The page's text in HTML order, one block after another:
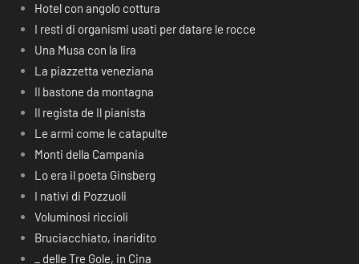
Hotel con angolo cottura
I resti di organismi usati per datare le rocce
Una Musa con la lira
La piazzetta veneziana
Il bastone da montagna
Il regista de Il pianista
Le armi come le catapulte
Monti della Campania
Lo era il poeta Ginsberg
I nativi di Pozzuoli
Voluminosi riccioli
Bruciacchiato, inaridito
_ delle Tre Gole, in Cina